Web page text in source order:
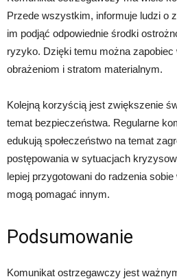
Przede wszystkim, informuje ludzi o
im podjąć odpowiednie środki
ryzyko. Dzięki temu można zapobiec
obrażeniom i stratom materialnym.
Kolejną korzyścią jest zwiększenie
temat bezpieczeństwa. Regularne
edukują społeczeństwo na temat
postępowania w sytuacjach
lepiej przygotowani do radzenia
mogą pomagać innym.
Podsumowanie
Komunikat ostrzegawczy jest